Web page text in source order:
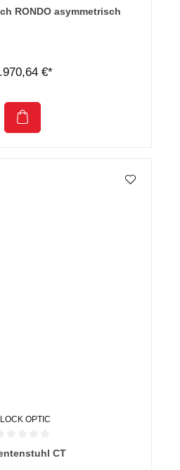
von 0 von 5 Sternen
RONDO asymmetrisch
€*
OPTIC
von 0 von 5 Sternen
CT